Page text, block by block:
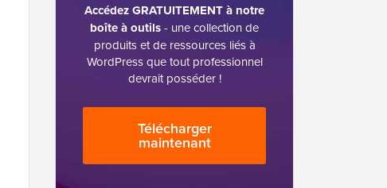
Accédez GRATUITEMENT à notre
boîte à outils- une collection de
produits et de ressources liés à
WordPress que tout professionnel
devrait posséder !
Télécharger
maintenant